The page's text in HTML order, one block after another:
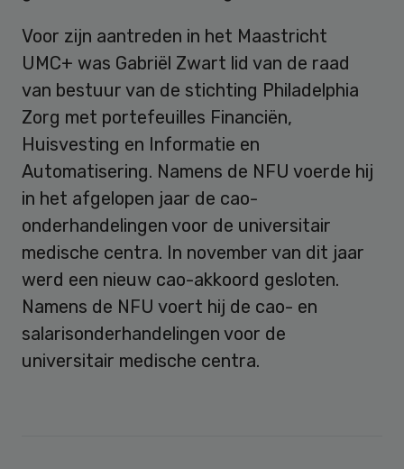
Voor zijn aantreden in het Maastricht
UMC+ was Gabriël Zwart lid van de raad
van bestuur van de stichting Philadelphia
Zorg met portefeuilles Financiën,
Huisvesting en Informatie en
Automatisering. Namens de NFU voerde hij
in het afgelopen jaar de cao-
onderhandelingen voor de universitair
medische centra. In november van dit jaar
werd een nieuw cao-akkoord gesloten.
Namens de NFU voert hij de cao- en
salarisonderhandelingen voor de
universitair medische centra.